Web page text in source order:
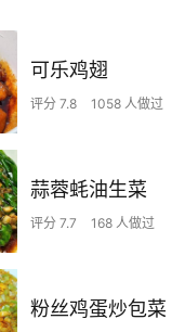
可乐鸡翅
评分 7.8 1058 人做过
蒜蓉蚝油生菜
评分 7.7 168 人做过